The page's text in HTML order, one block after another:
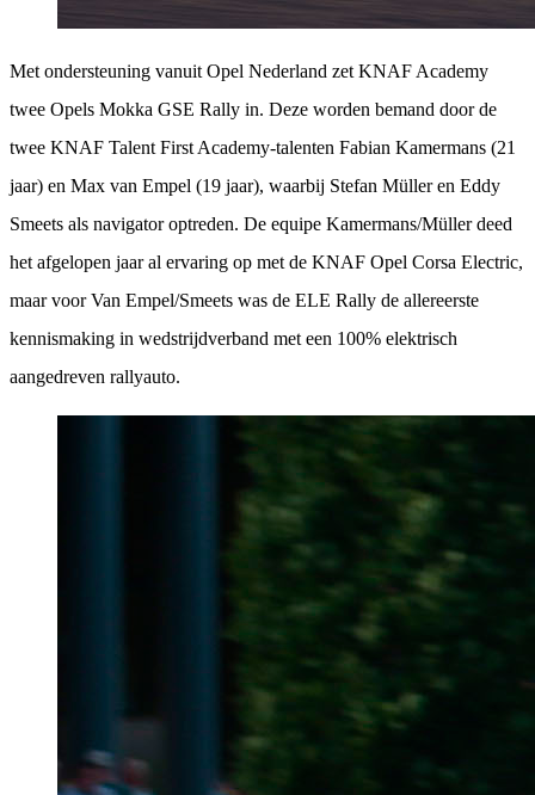
Met ondersteuning vanuit Opel Nederland zet KNAF Academy
twee Opels Mokka GSE Rally in. Deze worden bemand door de
twee KNAF Talent First Academy-talenten Fabian Kamermans (21
jaar) en Max van Empel (19 jaar), waarbij Stefan Müller en Eddy
Smeets als navigator optreden. De equipe Kamermans/Müller deed
het afgelopen jaar al ervaring op met de KNAF Opel Corsa Electric,
maar voor Van Empel/Smeets was de ELE Rally de allereerste
kennismaking in wedstrijdverband met een 100% elektrisch
aangedreven rallyauto.